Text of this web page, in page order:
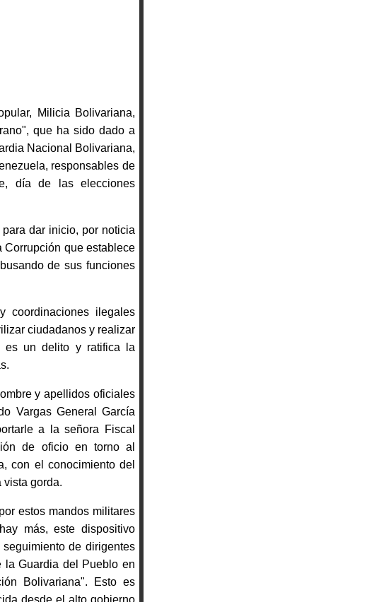
Milicia Bolivariana,
que ha sido dado a
Nacional Bolivariana,
responsables de
día de las elecciones
dar inicio, por noticia
Corrupción que establece
de sus funciones
coordinaciones ilegales
ciudadanos y realizar
es un delito y ratifica la
y apellidos oficiales
Vargas General García
a la señora Fiscal
de oficio en torno al
con el conocimiento del
vista gorda.
estos mandos militares
más, este dispositivo
de dirigentes
la Guardia del Pueblo en
Bolivariana". Esto es
desde el alto gobierno